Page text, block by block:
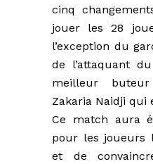
cinq
jouer les 28
l’exception du
de l’attaquant
meilleur
Zakaria Naidji qui
Ce match aura
pour les joueurs
et de